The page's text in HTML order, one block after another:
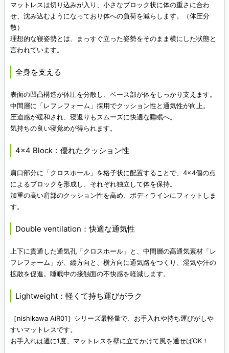
マットレスは切り込みが入り、小さなブロック状に体の重さに合わ
せ、沈み込むようになっており体への負荷を減らします。（体圧分
散）
理想的な寝姿勢とは、まっすぐ立った姿勢をそのまま横にした状態と
言われています。
全身を支える
表面の凹凸構造が体圧を分散し、ベース部が体をしっかり支えます。
中間層に「レフレフォーム」採用でクッション性と通気性が向上。
圧迫感が緩和され、寝返りもスムーズに快適な睡眠へ。
気持ちの良い寝覚めが得られます。
4×4 Block：優れたクッション性
肩口部分に「クロスホール」を格子状に配置することで、4×4個の点
によるブロックを形成し、それぞれ独立して体を保持。
加重の高い肩部のクッション性を高め、ボディラインにフィットしま
す。
Double ventilation：快適な通気性
上下に貫通した通気孔「クロスホール」と、中間層の高通気素材「レ
フレフォーム」が、縦方向と、横方向に通気路をつくり、湿気や汗の
拡散を促進。睡眠中の接触面の不快感を軽減します。
Lightweight：軽くて持ち運びがラク
［nishikawa AiR01］シリーズ最軽量で、お手入れや持ち運びがしや
すいマットレスです。
お手入れは週に1度、マットレスを壁に立てかけて風を通せばOK！